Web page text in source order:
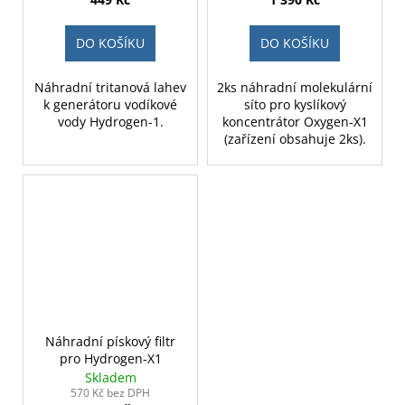
DO KOŠÍKU
Náhradní tritanová lahev
k generátoru vodíkové
vody Hydrogen-1.
DO KOŠÍKU
2ks náhradní molekulární
síto pro kyslíkový
koncentrátor Oxygen-X1
(zařízení obsahuje 2ks).
Náhradní pískový filtr
pro Hydrogen-X1
Skladem
570 Kč bez DPH